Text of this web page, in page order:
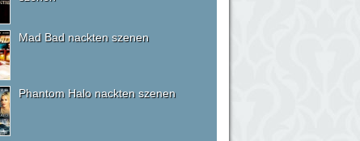
Mad Bad nackten szenen
Phantom Halo nackten szenen